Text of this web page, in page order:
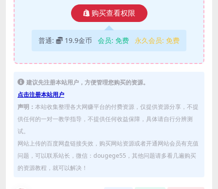
购买查看权限
普通: 19.9金币 会员: 免费 永久会员: 免费
建议先注册本站用户，方便管理您购买的资源。
点击注册本站用户
声明： 本站收集整理各大网赚平台的付费资源，仅提供资源分享，不提
供任何的一对一教学指导，不提供任何收益保障，具体请自行分辨测
试。
网站上传的百度网盘链接失效，购买网站资源或者开通网站会员有充值
问题，可以联系站长，微信：dougege55，其他问题请多看几遍购买
的资源教程，就可以解决！